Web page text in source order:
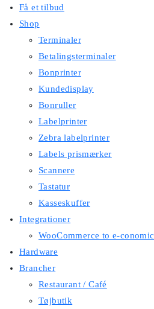
Få et tilbud
Shop
Terminaler
Betalingsterminaler
Bonprinter
Kundedisplay
Bonruller
Labelprinter
Zebra labelprinter
Labels prismærker
Scannere
Tastatur
Kasseskuffer
Integrationer
WooCommerce to e-conomic
Hardware
Brancher
Restaurant / Café
Tøjbutik